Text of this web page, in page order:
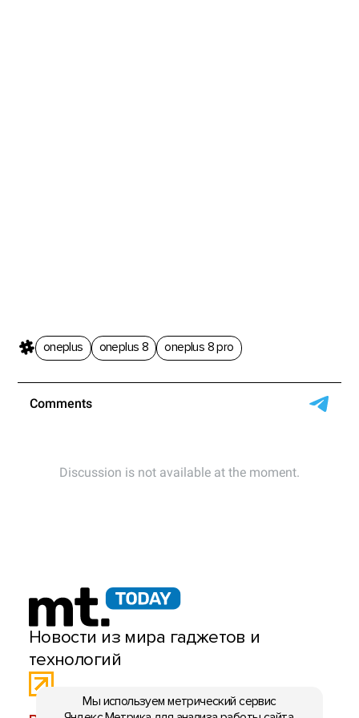
oneplus oneplus 8 oneplus 8 pro
Новости из мира гаджетов и
технологий
Мы используем метрический сервис